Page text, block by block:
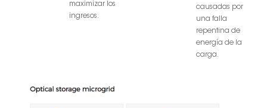
maximizar los
ingresos.
causadas por
una falla
repentina de
energía de la
carga.